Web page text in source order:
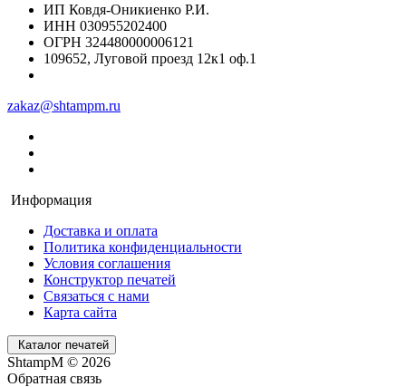
ИП Ковдя-Оникиенко Р.И.
ИНН 030955202400
ОГРН 324480000006121
109652, Луговой проезд 12к1 оф.1
zakaz@shtampm.ru
Информация
Доставка и оплата
Политика конфиденциальности
Условия соглашения
Конструктор печатей
Связаться с нами
Карта сайта
Каталог печатей
ShtampM © 2026
Обратная связь